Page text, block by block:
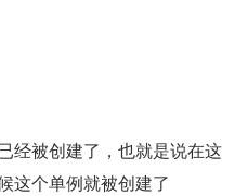
经被创建了，也就是说在这
这个单例就被创建了